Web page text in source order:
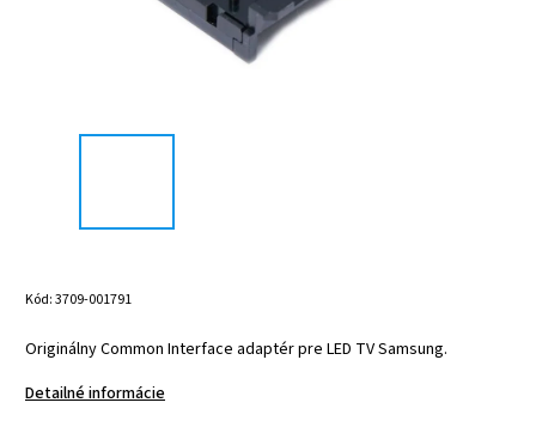
Kód:3709-001791
Originálny Common Interface adaptér pre LED TV Samsung.
Detailné informácie